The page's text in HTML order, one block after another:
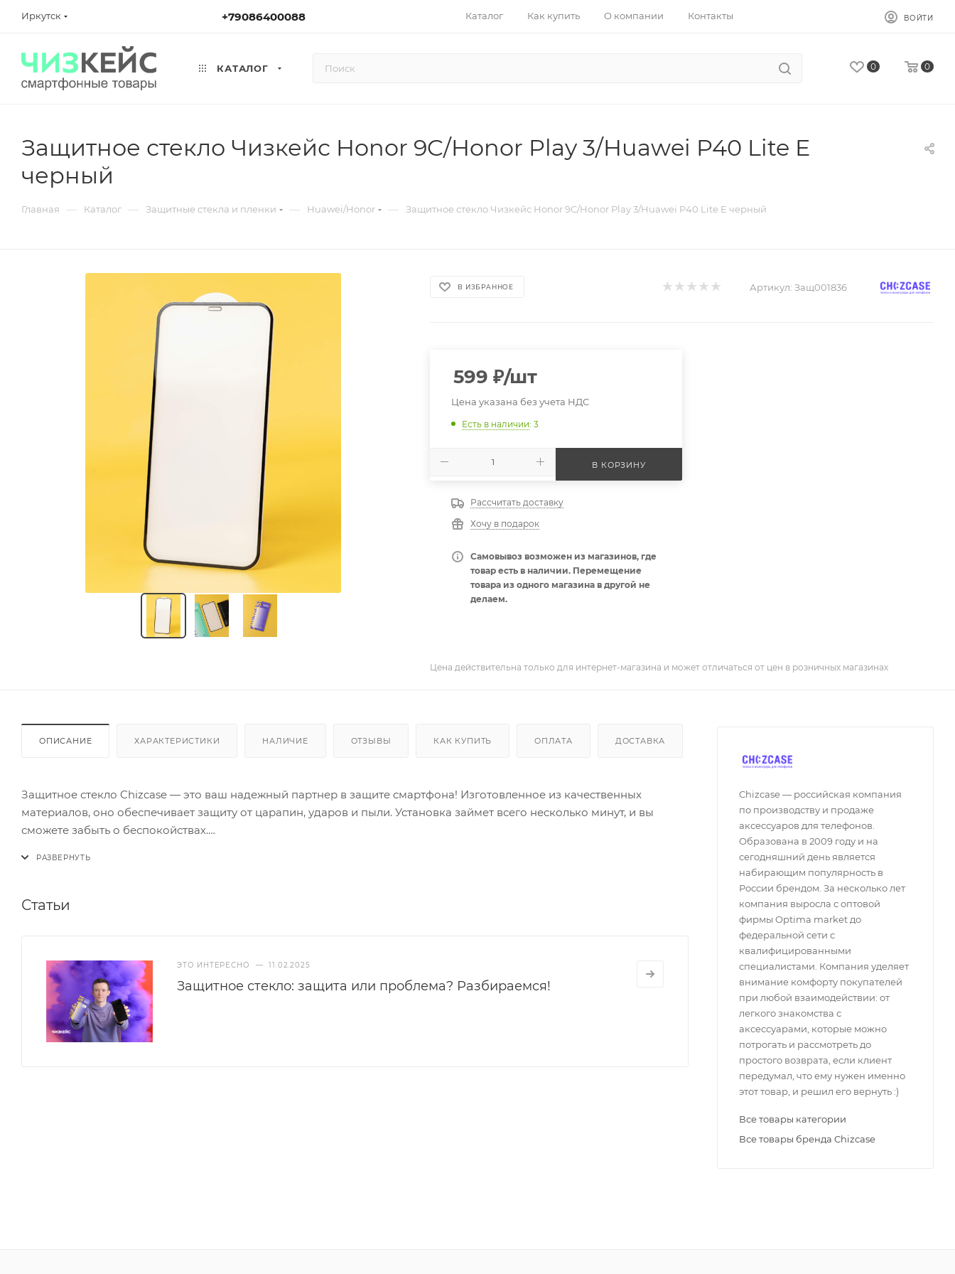
Иркутск +79086400088 Каталог Как купить О компании Контакты ВОЙТИ
КАТАЛОГ 0 0
Защитное стекло Чизкейс Honor 9C/Honor Play 3/Huawei P40 Lite E
черный
Главная — Каталог — Защитные стекла и пленки — Huawei/Honor — Защитное стекло Чизкейс Honor 9C/Honor Play 3/Huawei P40 Lite E черный
В ИЗБРАННОЕ Артикул: Защ001836
599 ₽/шт
Цена указана без учета НДС
Есть в наличии: 3
В КОРЗИНУ
Рассчитать доставку
Хочу в подарок
Самовывоз возможен из магазинов, где
товар есть в наличии. Перемещение
товара из одного магазина в другой не
делаем.
Цена действительна только для интернет-магазина и может отличаться от цен в розничных магазинах
ОПИСАНИЕ ХАРАКТЕРИСТИКИ НАЛИЧИЕ ОТЗЫВЫ КАК КУПИТЬ ОПЛАТА ДОСТАВКА
Защитное стекло Chizcase — это ваш надежный партнер в защите смартфона! Изготовленное из качественных
материалов, оно обеспечивает защиту от царапин, ударов и пыли. Установка займет всего несколько минут, и вы
сможете забыть о беспокойствах.
Chizcase идеально подходит для повседневного использования и не конфликтует с чехлами. Выберите защитное
Вы легко сможете установить стекло самостоятельно. Посмотрите нашу инструкцию по установке защитных стекол
Статьи
ЭТО ИНТЕРЕСНО — 11.02.2025
Защитное стекло: защита или проблема? Разбираемся!
Chizcase — российская компания
по производству и продаже
аксессуаров для телефонов.
Образована в 2009 году и на
сегодняшний день является
набирающим популярность в
России брендом. За несколько лет
компания выросла с оптовой
фирмы Optima market до
федеральной сети с
квалифицированными
специалистами. Компания уделяет
внимание комфорту покупателей
при любой взаимодействии: от
легкого знакомства с
аксессуарами, которые можно
потрогать и рассмотреть до
простого возврата, если клиент
передумал, что ему нужен именно
этот товар, и решил его вернуть :)
Все товары категории
Все товары бренда Chizcase